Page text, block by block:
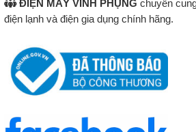
126C Phạm Hùng Nối dài – Xã Nhà
ĐIỆN MÁY VINH PHỤNG chuyên
điện lạnh và điện gia dụng chính hãng.